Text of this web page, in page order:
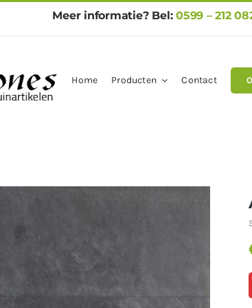
Meer informatie? Bel:0599 – 212
Home Producten Contact